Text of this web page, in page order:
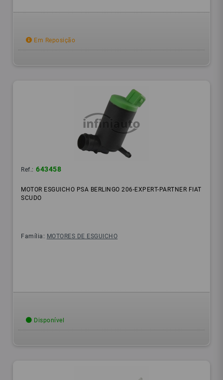
Em Reposição
Ref.: 643458
MOTOR ESGUICHO PSA BERLINGO 206-EXPERT-PARTNER FIAT
SCUDO
Família: MOTORES DE ESGUICHO
Disponível